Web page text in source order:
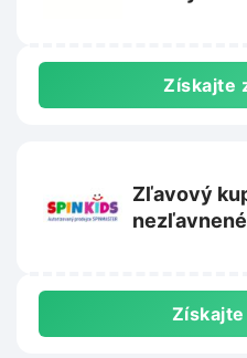
Získajte
Zľavový